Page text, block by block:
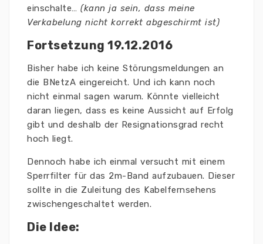
einschalte… (kann ja sein, dass meine
Verkabelung nicht korrekt abgeschirmt ist)
Fortsetzung 19.12.2016
Bisher habe ich keine Störungsmeldungen an
die BNetzA eingereicht. Und ich kann noch
nicht einmal sagen warum. Könnte vielleicht
daran liegen, dass es keine Aussicht auf Erfolg
gibt und deshalb der Resignationsgrad recht
hoch liegt.
Dennoch habe ich einmal versucht mit einem
Sperrfilter für das 2m-Band aufzubauen. Dieser
sollte in die Zuleitung des Kabelfernsehens
zwischengeschaltet werden.
Die Idee: